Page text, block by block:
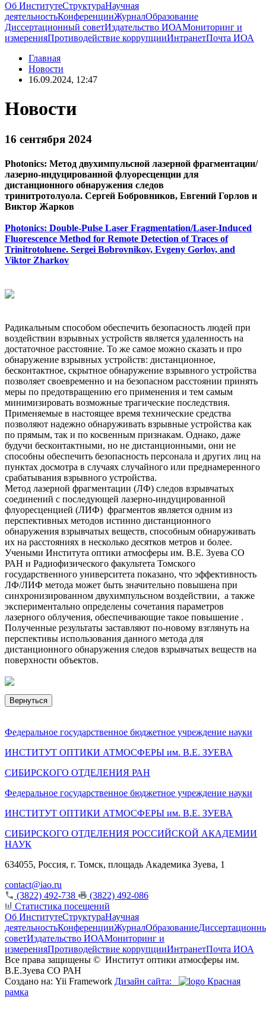
Об ИнститутеСтруктураНаучная
деятельностьКонференцииЖурналОбразование
Диссертационный советИздательство ИОАМониторинг и
измеренияПротиводействие коррупцииИнтранетПочта ИОА
Главная
Новости
16.09.2024, 12:47
Новости
16 сентября 2024
Photonics: Метод двухимпульсной лазерной фрагментации/
лазерно-индуцированной флуоресценции для
дистанционного обнаружения следов
тринитротолуола. Сергей Бобровников, Евгений Горлов и
Виктор Жарков
Photonics: Double-Pulse Laser Fragmentation/Laser-Induced
Fluorescence Method for Remote Detection of Traces of
Trinitrotoluene. Sergei Bobrovnikov, Evgeny Gorlov, and
Viktor Zharkov
Радикальным способом обеспечить безопасность людей при
воздействии взрывных устройств является удаленность на
достаточное расстояние. То же самое можно сказать и про
обнаружение взрывных устройств: дистанционное,
бесконтактное, скрытное обнаружение взрывного устройства
позволяет своевременно и на безопасном расстоянии принять
меры по предотвращению его применения и тем самым
минимизировать возможные трагические последствия.
Применяемые в настоящее время технические средства
позволяют надежно обнаруживать взрывные устройства как
по прямым, так и по косвенным признакам. Однако, даже
будучи бесконтактными, но не дистанционными, они не
способны обеспечить безопасность персонала и других лиц на
пунктах досмотра в случаях случайного или преднамеренного
срабатывания взрывного устройства.
Метод лазерной фрагментации (ЛФ) следов взрывчатых
соединений с последующей лазерно-индуцированной
флуоресценцией (ЛИФ) фрагментов является одним из
перспективных методов истинно дистанционного
обнаружения взрывчатых веществ, способным обнаруживать
их на расстояниях в несколько десятков метров и более.
Учеными Института оптики атмосферы им. В.Е. Зуева СО
РАН и Радиофизического факультета Томского
государственного университета показано, что эффективность
ЛФ/ЛИФ метода может быть значительно повышена при
синхронизированном двухимпульсном воздействии, а также
экспериментально определены сочетания параметров
лазерного облучения, обеспечивающие такое повышение .
Полученные результаты заставляют по-новому взглянуть на
перспективы использования данного метода для
дистанционного обнаружения следов взрывчатых веществ на
поверхности объектов.
Вернуться
Федеральное государственное бюджетное учреждение науки
ИНСТИТУТ ОПТИКИ АТМОСФЕРЫ им. В.Е. ЗУЕВА
СИБИРСКОГО ОТДЕЛЕНИЯ РАН
Федеральное государственное бюджетное учреждение науки
ИНСТИТУТ ОПТИКИ АТМОСФЕРЫ им. В.Е. ЗУЕВА
СИБИРСКОГО ОТДЕЛЕНИЯ РОССИЙСКОЙ АКАДЕМИИ
НАУК
634055, Россия, г. Томск, площадь Академика Зуева, 1
contact@iao.ru
(3822) 492-738
(3822) 492-086
Статистика посещений
Об ИнститутеСтруктураНаучная
деятельностьКонференцииЖурналОбразование
советИздательство ИОАМониторинг и
измеренияПротиводействие коррупцииИнтранетПочта ИОА
Все права защищены © Институт оптики атмосферы им.
В.Е.Зуева СО РАН
Создано на: Yii Framework Дизайн сайта:
Красная
рамка